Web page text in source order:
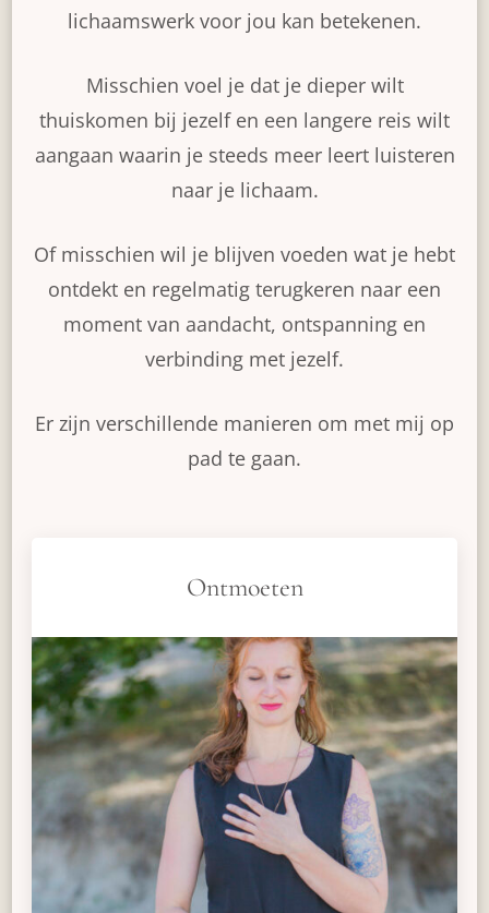
lichaamswerk voor jou kan betekenen.
Misschien voel je dat je dieper wilt
thuiskomen bij jezelf en een langere reis wilt
aangaan waarin je steeds meer leert luisteren
naar je lichaam.
Of misschien wil je blijven voeden wat je hebt
ontdekt en regelmatig terugkeren naar een
moment van aandacht, ontspanning en
verbinding met jezelf.
Er zijn verschillende manieren om met mij op
pad te gaan.
Ontmoeten